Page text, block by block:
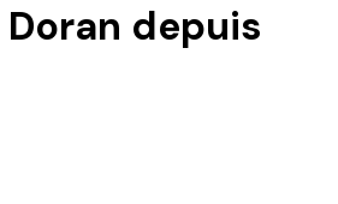
depuis